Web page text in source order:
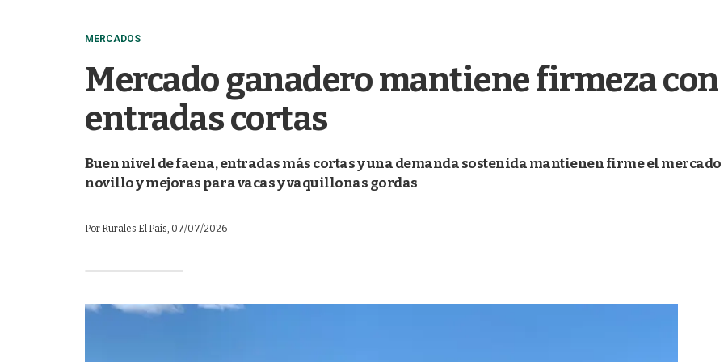
MERCADOS
Mercado ganadero mantiene firmeza
entradas cortas
Buen nivel de faena, entradas más cortas y una demanda sostenida mantienen firme el
novillo y mejoras para vacas y vaquillonas gordas
Por Rurales El País, 07/07/2026